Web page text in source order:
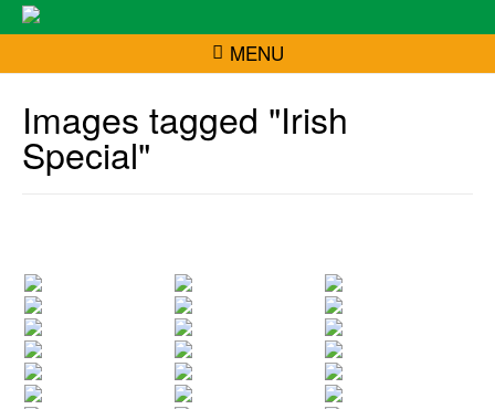
MENU
Images tagged "Irish
Special"